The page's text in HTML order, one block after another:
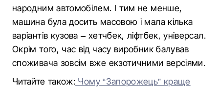
народним автомобілем. І тим не менше,
машина була досить масовою і мала кілька
варіантів кузова – хетчбек, ліфтбек, універсал.
Окрім того, час від часу виробник балував
споживача зовсім вже екзотичними версіями.
Читайте також: Чому “Запорожець” краще